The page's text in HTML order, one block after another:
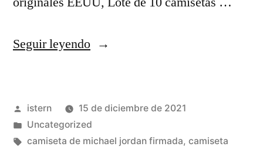
Seguir leyendo«comprar
jordan»
Publicado
por
istern
15 de diciembre de 2021
Publicado
en
Uncategorized
Etiquetas:
camiseta de michael jordan firmada, camiseta